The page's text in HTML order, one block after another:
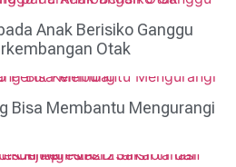
Anak Berisiko Ganggu
Otak
Bisa Membantu Mengurangi